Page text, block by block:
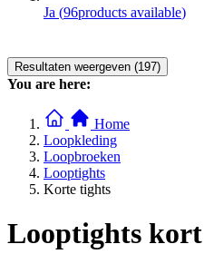
Ja (96products available)
Resultaten weergeven (197)
You are here:
Home
Loopkleding
Loopbroeken
Looptights
Korte tights
Looptights kort